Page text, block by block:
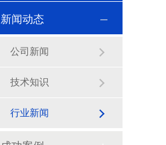
新闻动态
公司新闻
技术知识
行业新闻